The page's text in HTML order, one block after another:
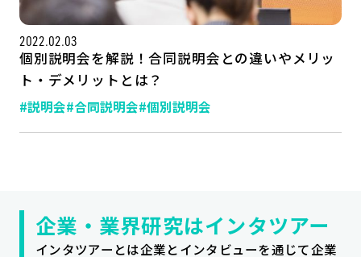
2022.02.03
個別説明会を解説！合同説明会との違いやメリッ
ト・デメリットとは？
#説明会#合同説明会#個別説明会
企業・業界研究はインタツアー
インタツアーとは企業とインタビューを通じて企業